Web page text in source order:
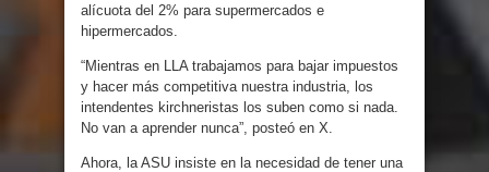
alícuota del 2% para supermercados e
hipermercados.
“Mientras en LLA trabajamos para bajar impuestos
y hacer más competitiva nuestra industria, los
intendentes kirchneristas los suben como si nada.
No van a aprender nunca”, posteó en X.
Ahora, la ASU insiste en la necesidad de tener una